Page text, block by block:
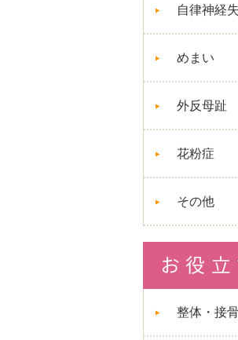
自律神経
めまい
外反母趾
花粉症
その他
整体・接